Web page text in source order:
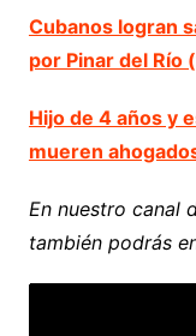
Cubanos logran
por Pinar del Río
Hijo de 4 años y
mueren
En nuestro canal
también podrás